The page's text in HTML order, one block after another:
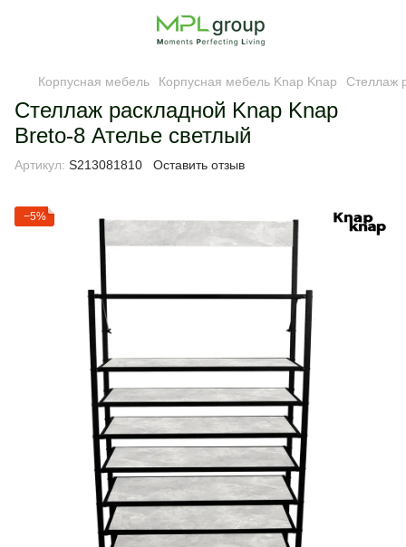
Корпусная мебель Корпусная мебель Knap Knap Стеллаж
Стеллаж раскладной Knap Knap
Breto-8 Ателье светлый
Артикул: S213081810 Оставить отзыв
−5%